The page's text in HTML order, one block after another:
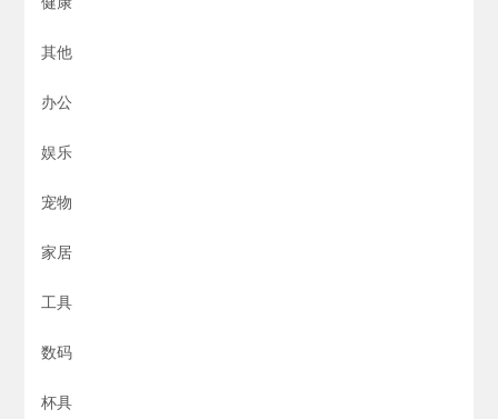
其他
办公
娱乐
宠物
家居
工具
数码
杯具